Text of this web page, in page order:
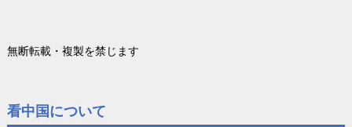
無断転載・複製を禁じます
看中国について